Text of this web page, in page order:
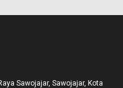
Sawojajar, Sawojajar, Kota